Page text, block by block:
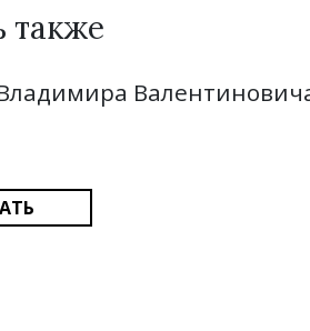
также